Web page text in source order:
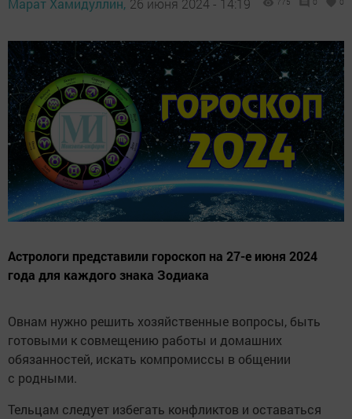
Марат Хамидуллин, 26 июня 2024 - 14:19
Астрологи представили гороскоп на 27-е июня 2024
года для каждого знака Зодиака
Овнам нужно решить хозяйственные вопросы, быть
готовыми к совмещению работы и домашних
обязанностей, искать компромиссы в общении
с родными.
Тельцам следует избегать конфликтов и оставаться